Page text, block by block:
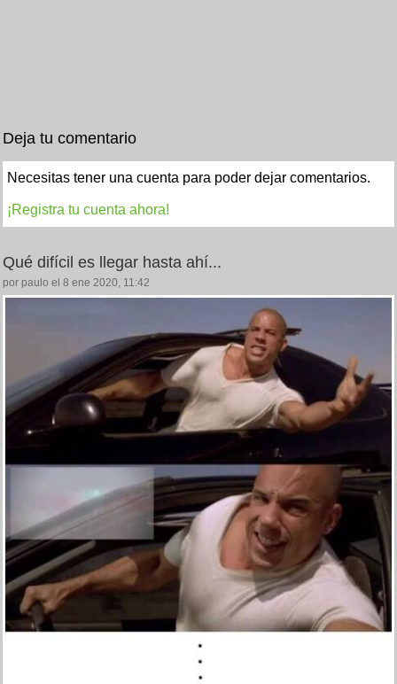
Deja tu comentario
Necesitas tener una cuenta para poder dejar comentarios.
¡Registra tu cuenta ahora!
Qué difícil es llegar hasta ahí...
por paulo el 8 ene 2020, 11:42